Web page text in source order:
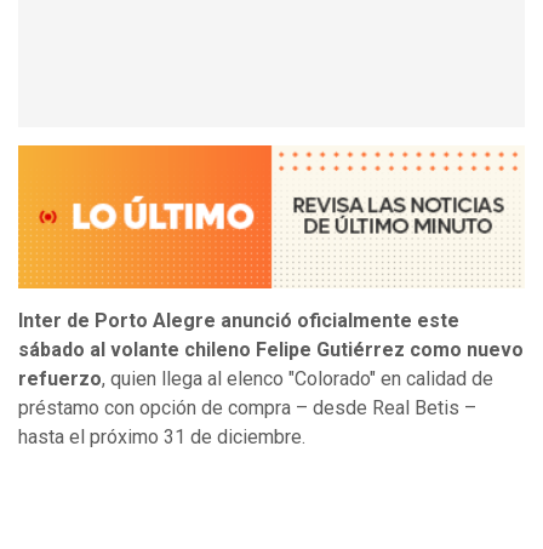
Inter de Porto Alegre anunció oficialmente este
sábado al volante chileno Felipe Gutiérrez como nuevo
refuerzo, quien llega al elenco "Colorado" en calidad de
préstamo con opción de compra – desde Real Betis –
hasta el próximo 31 de diciembre.